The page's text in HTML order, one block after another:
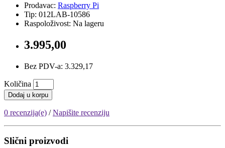
Prodavac: Raspberry Pi
Tip: 012LAB-10586
Raspoloživost: Na lageru
3.995,00
Bez PDV-a: 3.329,17
Količina
Dodaj u korpu
0 recenzija(e) /Napišite recenziju
Slični proizvodi